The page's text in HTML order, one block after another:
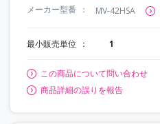
メーカー型番
MV-42HSA
最小販売単位 1
この商品について問い合わせ
商品詳細の誤りを報告